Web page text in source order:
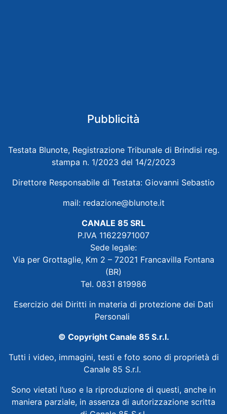
Pubblicità
Testata Blunote, Registrazione Tribunale di Brindisi reg.
stampa n. 1/2023 del 14/2/2023
Direttore Responsabile di Testata: Giovanni Sebastio
mail: redazione@blunote.it
CANALE 85 SRL
P.IVA 11622971007
Sede legale:
Via per Grottaglie, Km 2 – 72021 Francavilla Fontana
(BR)
Tel. 0831 819986
Esercizio dei Diritti in materia di protezione dei Dati
Personali
© Copyright Canale 85 S.r.l.
Tutti i video, immagini, testi e foto sono di proprietà di
Canale 85 S.r.l.
Sono vietati l’uso e la riproduzione di questi, anche in
maniera parziale, in assenza di autorizzazione scritta